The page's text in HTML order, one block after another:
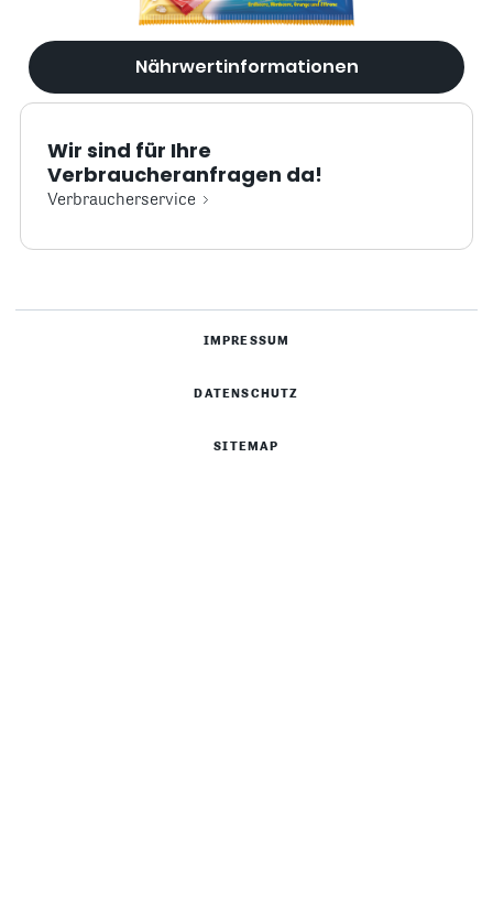
Nährwertinformationen
Wir sind für Ihre
Verbraucheranfragen da!
Verbraucherservice
IMPRESSUM
DATENSCHUTZ
SITEMAP